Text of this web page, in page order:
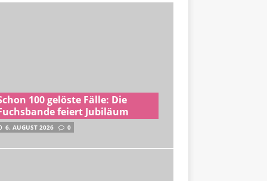
100 gelöste Fälle: Die
feiert Jubiläum
6. AUGUST 2026 0